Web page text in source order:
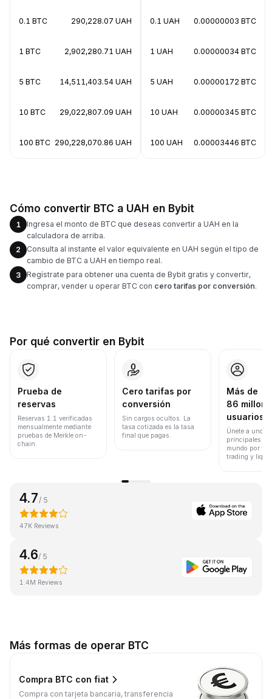
0.1 BTC 290,228.07 UAH
1 BTC 2,902,280.71 UAH
5 BTC 14,511,403.54 UAH
10 BTC 29,022,807.09 UAH
100 BTC 290,228,070.86 UAH
0.1 UAH 0.00000003 BTC
1 UAH 0.00000034 BTC
5 UAH 0.00000172 BTC
10 UAH 0.00000345 BTC
100 UAH 0.00003446 BTC
Cómo convertir BTC a UAH en Bybit
1
Ingresa el monto de BTC que deseas convertir a UAH en la
calculadora de arriba.
2
Consulta al instante el valor equivalente en UAH según el tipo de
cambio de BTC a UAH en tiempo real.
3
Regístrate para obtener una cuenta de Bybit gratis y convertir,
comprar, vender u operar BTC con cero tarifas por conversión.
Por qué convertir en Bybit
Prueba de
reservas
Reservas 1:1 verificadas
mensualmente mediante
pruebas de Merkle on-
chain.
Cero tarifas por
conversión
Sin cargos ocultos. La
tasa cotizada es la tasa
final que pagas.
Más de
86
usuarios
Únete a uno
principales
mundo por
trading y
4.7 / 5
47K Reviews
4.6/ 5
1.4M Reviews
Más formas de operar BTC
Compra BTC con fiat
Compra con tarjeta bancaria, transferencia